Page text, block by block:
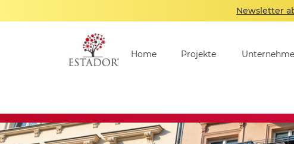
Newsletter
Home Projekte